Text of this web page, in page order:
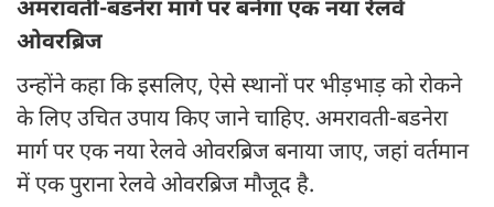
अमरावती-बडनेरा मार्ग पर बनेगा एक नया रेलवे
ओवरब्रिज
उन्होंने कहा कि इसलिए, ऐसे स्थानों पर भीड़भाड़ को रोकने
के लिए उचित उपाय किए जाने चाहिए. अमरावती-बडनेरा
मार्ग पर एक नया रेलवे ओवरब्रिज बनाया जाए, जहां वर्तमान
में एक पुराना रेलवे ओवरब्रिज मौजूद है.